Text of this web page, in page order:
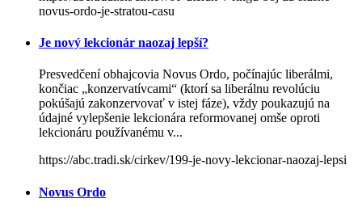
novus-ordo-je-stratou-casu
Je nový lekcionár naozaj lepší?
Presvedčení obhajcovia Novus Ordo, počínajúc liberálmi,
končiac „konzervatívcami“ (ktorí sa liberálnu revolúciu
pokúšajú zakonzervovať v istej fáze), vždy poukazujú na
údajné vylepšenie lekcionára reformovanej omše oproti
lekcionáru používanému v...
https://abc.tradi.sk/cirkev/199-je-novy-lekcionar-naozaj-lepsi
Novus Ordo